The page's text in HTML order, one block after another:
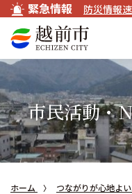
緊急情報 防災情報
市民活動・
ホーム つながりが心地よ